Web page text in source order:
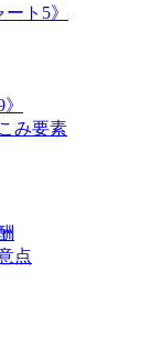
ト5》
み要素
点